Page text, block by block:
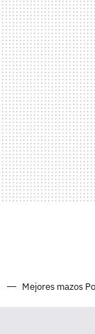
Mejores mazos